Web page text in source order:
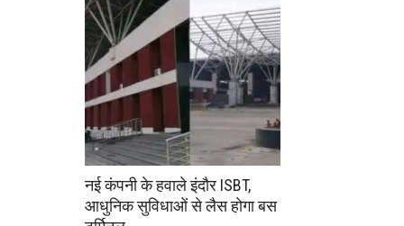
नई कंपनी के हवाले इंदौर ISBT,
आधुनिक सुविधाओं से लैस होगा बस